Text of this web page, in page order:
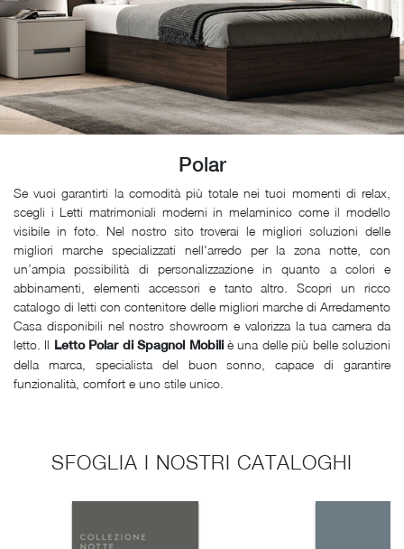
Polar
Se vuoi garantirti la comodità più totale nei tuoi momenti di relax,
scegli i Letti matrimoniali moderni in melaminico come il modello
visibile in foto. Nel nostro sito troverai le migliori soluzioni delle
migliori marche specializzati nell'arredo per la zona notte, con
un’ampia possibilità di personalizzazione in quanto a colori e
abbinamenti, elementi accessori e tanto altro. Scopri un ricco
catalogo di letti con contenitore delle migliori marche di Arredamento
Casa disponibili nel nostro showroom e valorizza la tua camera da
letto. Il Letto Polar di Spagnol Mobiliè una delle più belle soluzioni
della marca, specialista del buon sonno, capace di garantire
funzionalità, comfort e uno stile unico.
SFOGLIA I NOSTRI CATALOGHI